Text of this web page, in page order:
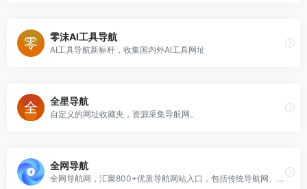
零沫AI工具导航
AI工具导航新标杆，收集国内外AI工具网址
全星导航
自定义的网址收藏夹，资源采集导航网。
全网导航
全网导航网，汇聚800+优质导航网站入口，包括传统导航网、垂直导航、行业导航、AI导航、地域导航网站，助你一站直达10万+优质网站资源.